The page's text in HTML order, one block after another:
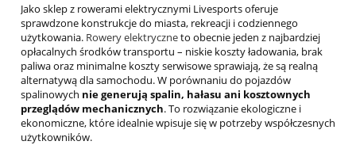
Jako sklep z rowerami elektrycznymi Livesports oferuje
sprawdzone konstrukcje do miasta, rekreacji i codziennego
użytkowania. Rowery elektryczneto obecnie jeden z najbardziej
opłacalnych środków transportu – niskie koszty ładowania, brak
paliwa oraz minimalne koszty serwisowe sprawiają, że są realną
alternatywą dla samochodu. W porównaniu do pojazdów
spalinowych nie generują spalin, hałasu ani kosztownych
przeglądów mechanicznych. To rozwiązanie ekologiczne i
ekonomiczne, które idealnie wpisuje się w potrzeby współczesnych
użytkowników.